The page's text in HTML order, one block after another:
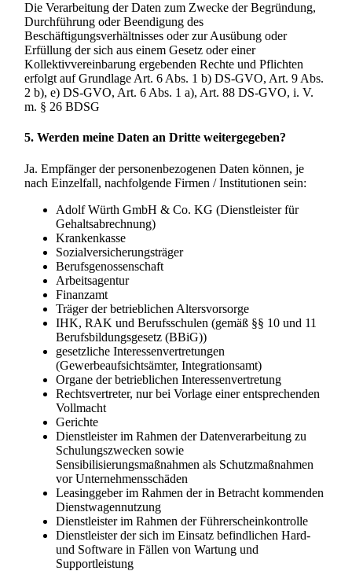
Die Verarbeitung der Daten zum Zwecke der Begründung,
Durchführung oder Beendigung des
Beschäftigungsverhältnisses oder zur Ausübung oder
Erfüllung der sich aus einem Gesetz oder einer
Kollektivvereinbarung ergebenden Rechte und Pflichten
erfolgt auf Grundlage Art. 6 Abs. 1 b) DS-GVO, Art. 9 Abs.
2 b), e) DS-GVO, Art. 6 Abs. 1 a), Art. 88 DS-GVO, i. V.
m. § 26 BDSG
5. Werden meine Daten an Dritte weitergegeben?
Ja. Empfänger der personenbezogenen Daten können, je
nach Einzelfall, nachfolgende Firmen / Institutionen sein:
Adolf Würth GmbH & Co. KG (Dienstleister für
Gehaltsabrechnung)
Krankenkasse
Sozialversicherungsträger
Berufsgenossenschaft
Arbeitsagentur
Finanzamt
Träger der betrieblichen Altersvorsorge
IHK, RAK und Berufsschulen (gemäß §§ 10 und 11
Berufsbildungsgesetz (BBiG))
gesetzliche Interessenvertretungen
(Gewerbeaufsichtsämter, Integrationsamt)
Organe der betrieblichen Interessenvertretung
Rechtsvertreter, nur bei Vorlage einer entsprechenden
Vollmacht
Gerichte
Dienstleister im Rahmen der Datenverarbeitung zu
Schulungszwecken sowie
Sensibilisierungsmaßnahmen als Schutzmaßnahmen
vor Unternehmensschäden
Leasinggeber im Rahmen der in Betracht kommenden
Dienstwagennutzung
Dienstleister im Rahmen der Führerscheinkontrolle
Dienstleister der sich im Einsatz befindlichen Hard-
und Software in Fällen von Wartung und
Supportleistung